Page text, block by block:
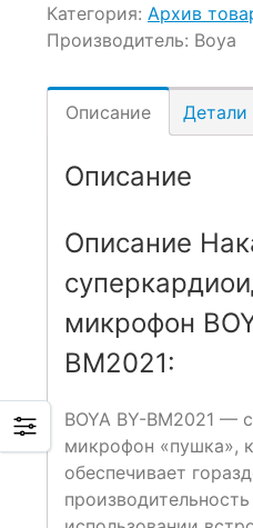
Категория: Архив
Производитель: Boya
Описание Детали
Описание
Описание
микрофон
BM2021:
BOYA BY-BM2021 —
микрофон «пушка»,
обеспечивает